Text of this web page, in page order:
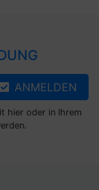
ANMELDEN
hier oder in Ihrem